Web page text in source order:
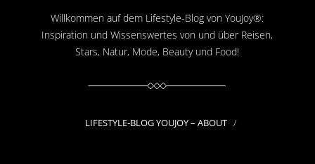
Willkommen auf dem Lifestyle-Blog von YouJoy®:
Inspiration und Wissenswertes von und über Reisen,
Stars, Natur, Mode, Beauty und Food!
LIFESTYLE-BLOG YOUJOY – ABOUT